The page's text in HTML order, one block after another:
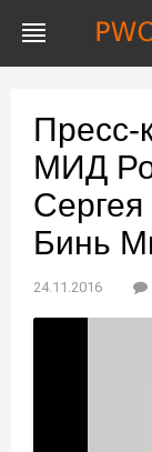
Пресс-
МИД
Бинь
24.11.2016